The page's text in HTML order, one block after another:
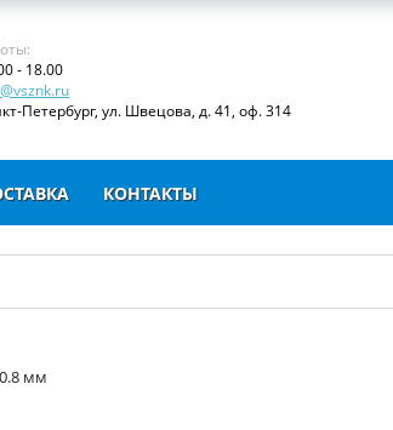
- 18.00
Петербург, ул. Швецова, д. 41, оф. 314
КОНТАКТЫ
мм